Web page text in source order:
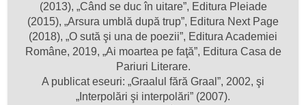
(2013), „Când se duc în uitare”, Editura Pleiade
(2015), „Arsura umblă după trup”, Editura Next Page
(2018), „O sută şi una de poezii”, Editura Academiei
Române, 2019, „Ai moartea pe faţă”, Editura Casa de
Pariuri Literare.
A publicat eseuri: „Graalul fără Graal”, 2002, şi
„Interpolări şi interpolări” (2007).